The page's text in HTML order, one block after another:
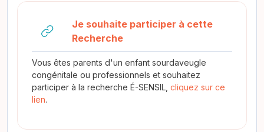
Je souhaite participer à cette
RechercheURL
Vous êtes parents d'un enfant sourdaveugle
congénitale ou professionnels et souhaitez
participer à la recherche É-SENSIL, cliquez sur ce
lien.